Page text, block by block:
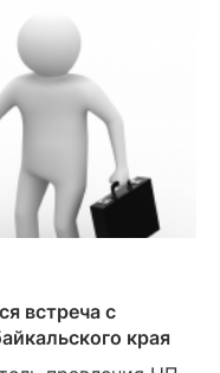
встреча с
края